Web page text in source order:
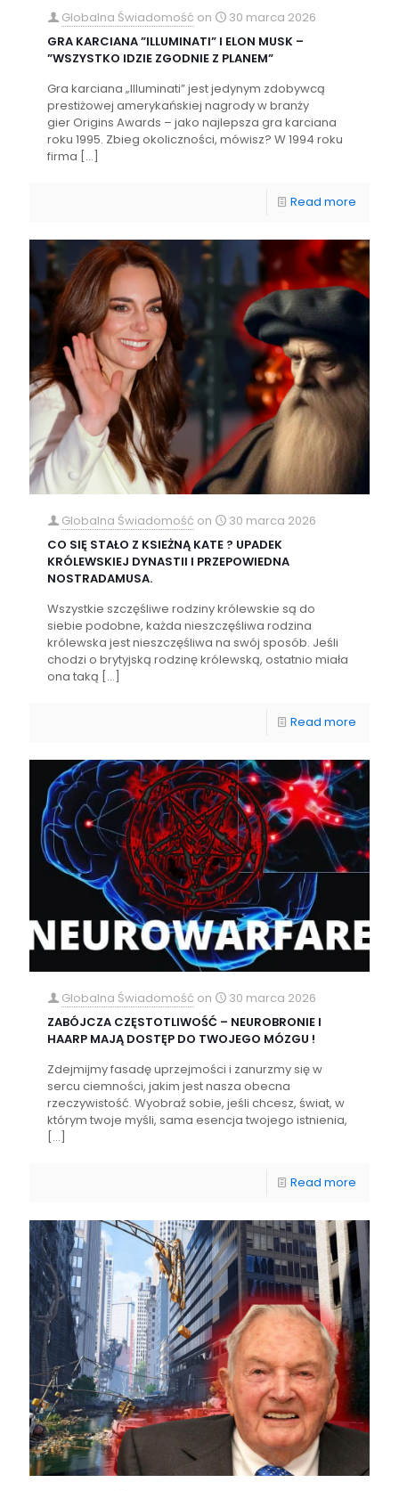
Globalna Świadomość on
30 marca 2026
GRA KARCIANA ”ILLUMINATI” I ELON MUSK –
”WSZYSTKO IDZIE ZGODNIE Z PLANEM”
Gra karciana „Illuminati” jest jedynym zdobywcą
prestiżowej amerykańskiej nagrody w branży
gier Origins Awards – jako najlepsza gra karciana
roku 1995. Zbieg okoliczności, mówisz? W 1994 roku
firma […]
Read more
Globalna Świadomość on
30 marca 2026
CO SIĘ STAŁO Z KSIEŻNĄ KATE ? UPADEK
KRÓLEWSKIEJ DYNASTII I PRZEPOWIEDNA
NOSTRADAMUSA.
Wszystkie szczęśliwe rodziny królewskie są do
siebie podobne, każda nieszczęśliwa rodzina
królewska jest nieszczęśliwa na swój sposób. Jeśli
chodzi o brytyjską rodzinę królewską, ostatnio miała
ona taką […]
Read more
Globalna Świadomość on
30 marca 2026
ZABÓJCZA CZĘSTOTLIWOŚĆ – NEUROBRONIE I
HAARP MAJĄ DOSTĘP DO TWOJEGO MÓZGU !
Zdejmijmy fasadę uprzejmości i zanurzmy się w
sercu ciemności, jakim jest nasza obecna
rzeczywistość. Wyobraź sobie, jeśli chcesz, świat, w
którym twoje myśli, sama esencja twojego istnienia,
[…]
Read more